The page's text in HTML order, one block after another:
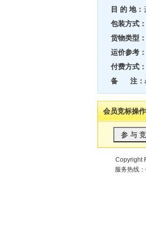
目 的 地：
包装方式：
货物类型：
运价参考：
付费方式：
备 注：
会员竞标操作
Copyright
服务热线